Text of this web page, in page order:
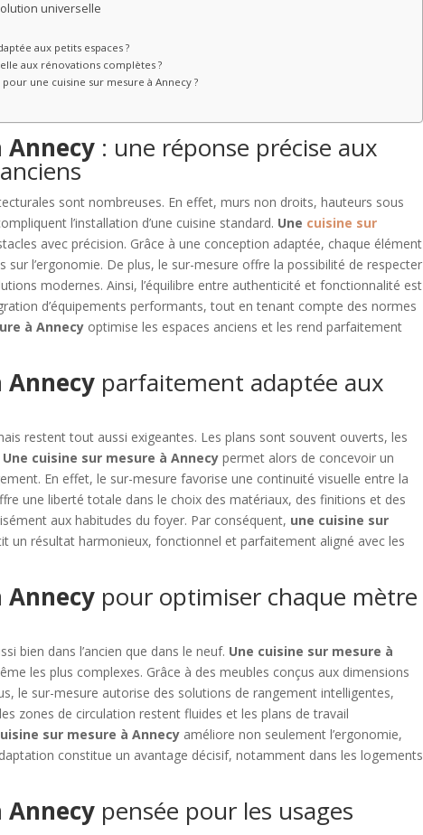
universelle
aux petits espaces ?
aux rénovations complètes ?
une cuisine sur mesure à Annecy ?
Annecy : une réponse précise aux
sont nombreuses. En effet, murs non droits, hauteurs sous
l’installation d’une cuisine standard. Une cuisine sur
avec précision. Grâce à une conception adaptée, chaque élément
sur l’ergonomie. De plus, le sur-mesure offre la possibilité de respecter
modernes. Ainsi, l’équilibre entre authenticité et fonctionnalité est
d’équipements performants, tout en tenant compte des normes
à Annecy optimise les espaces anciens et les rend parfaitement
Annecy parfaitement adaptée aux
restent tout aussi exigeantes. Les plans sont souvent ouverts, les
Une cuisine sur mesure à Annecy permet alors de concevoir un
En effet, le sur-mesure favorise une continuité visuelle entre la
une liberté totale dans le choix des matériaux, des finitions et des
aux habitudes du foyer. Par conséquent, une cuisine sur
un résultat harmonieux, fonctionnel et parfaitement aligné avec les
Annecy pour optimiser chaque mètre
bien dans l’ancien que dans le neuf. Une cuisine sur mesure à
les plus complexes. Grâce à des meubles conçus aux dimensions
le sur-mesure autorise des solutions de rangement intelligentes,
zones de circulation restent fluides et les plans de travail
sur mesure à Annecy améliore non seulement l’ergonomie,
constitue un avantage décisif, notamment dans les logements
Annecy pensée pour les usages